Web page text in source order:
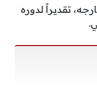
تقديراً لدوره